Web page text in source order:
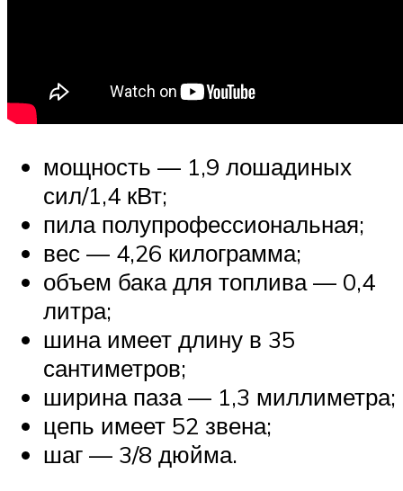
мощность — 1,9 лошадиных
сил/1,4 кВт;
пила полупрофессиональная;
вес — 4,26 килограмма;
объем бака для топлива — 0,4
литра;
шина имеет длину в 35
сантиметров;
ширина паза — 1,3 миллиметра;
цепь имеет 52 звена;
шаг — 3/8 дюйма.